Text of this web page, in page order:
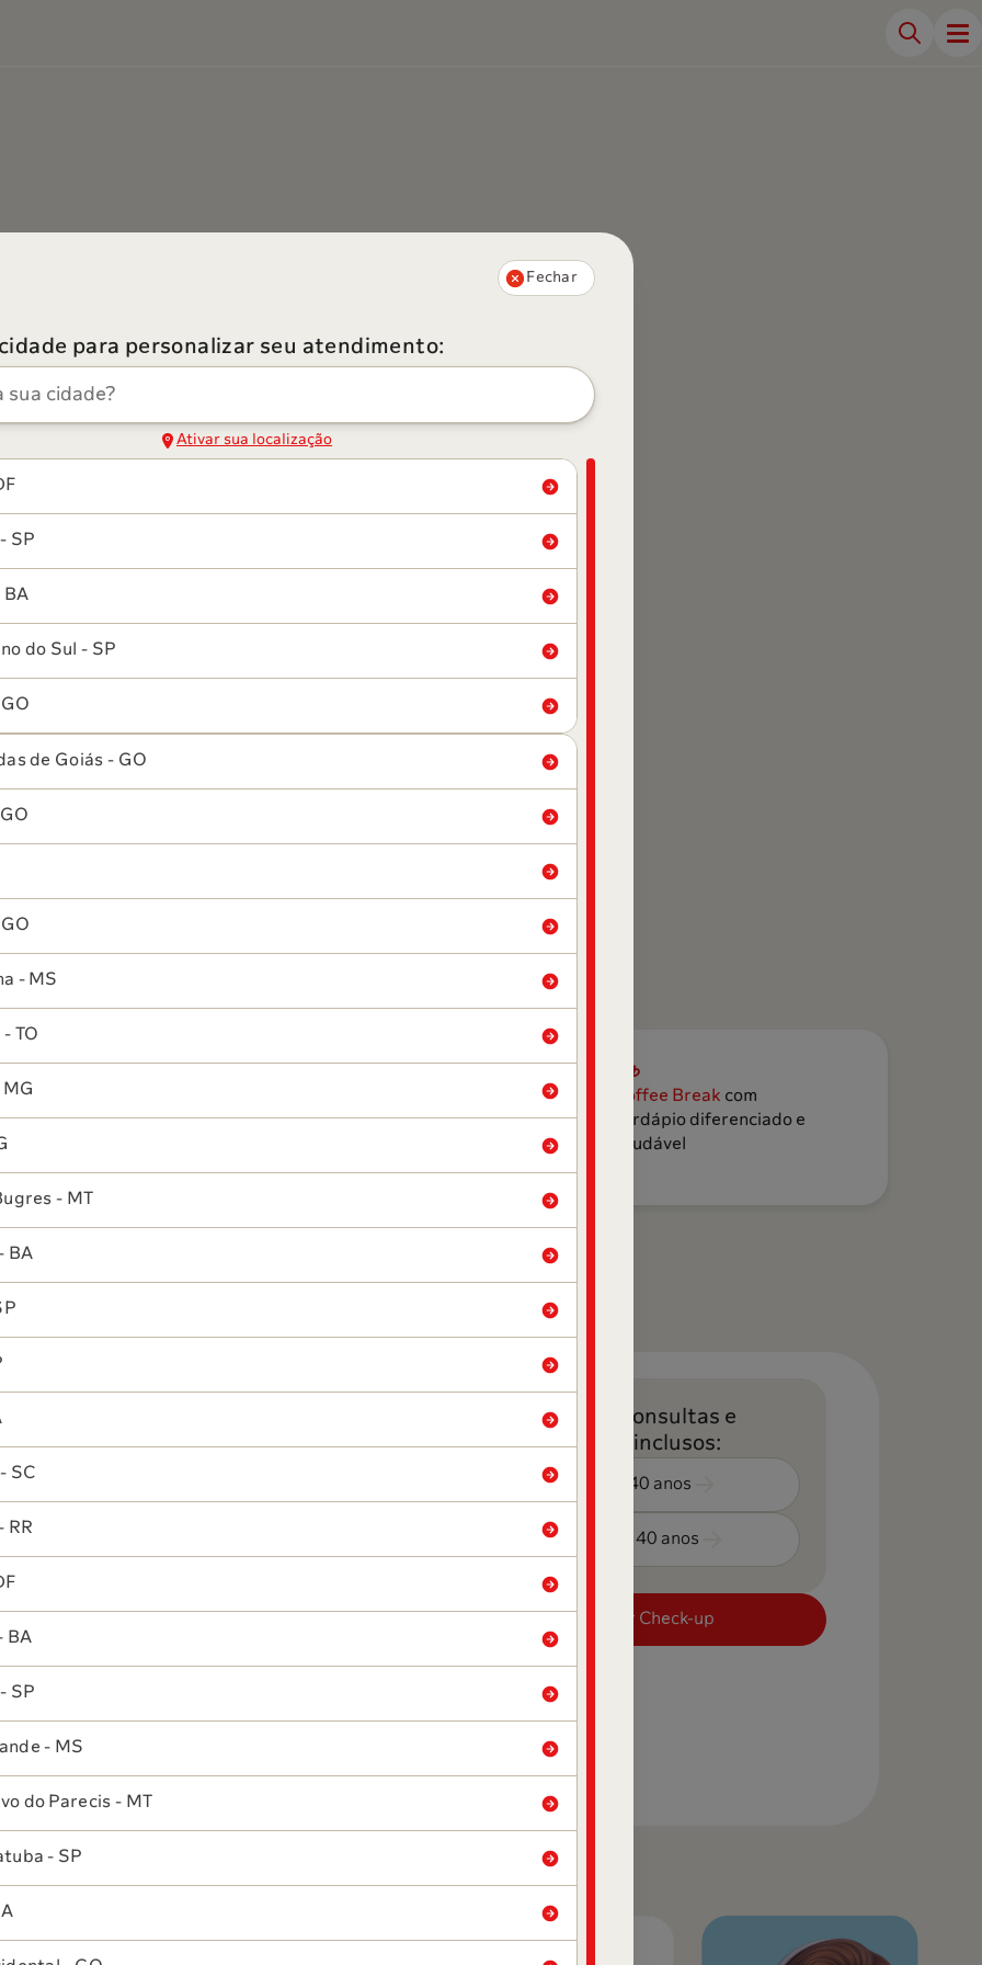
Sabin Prime
em um único dia e local
a avaliação da sua saúde são realizados com conforto,
com gênero,
sua privacidade
espaço confortável e
Coffee Break com
cardápio diferenciado e
saudável
Oftalmologia
Triagem Psicológica
Ginecologia
Clínica
Lista de consultas e
exames inclusos:
Mais de 40 anos
Menos de 40 anos
Agendar Check-up
Fechar
para personalizar seu atendimento:
Ativar sua localização
SP
BA
do Sul - SP
de Goiás - GO
- MS
TO
- MT
BA
SC
RR
BA
SP
- MS
do Parecis - MT
- SP